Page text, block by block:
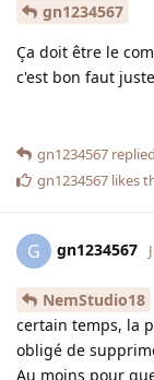
gn1234567
Ça doit être le
c'est bon faut
gn1234567
gn1234567 likes
G gn1234567
NemStudio18
certain temps, la
obligé de
Au moins pour